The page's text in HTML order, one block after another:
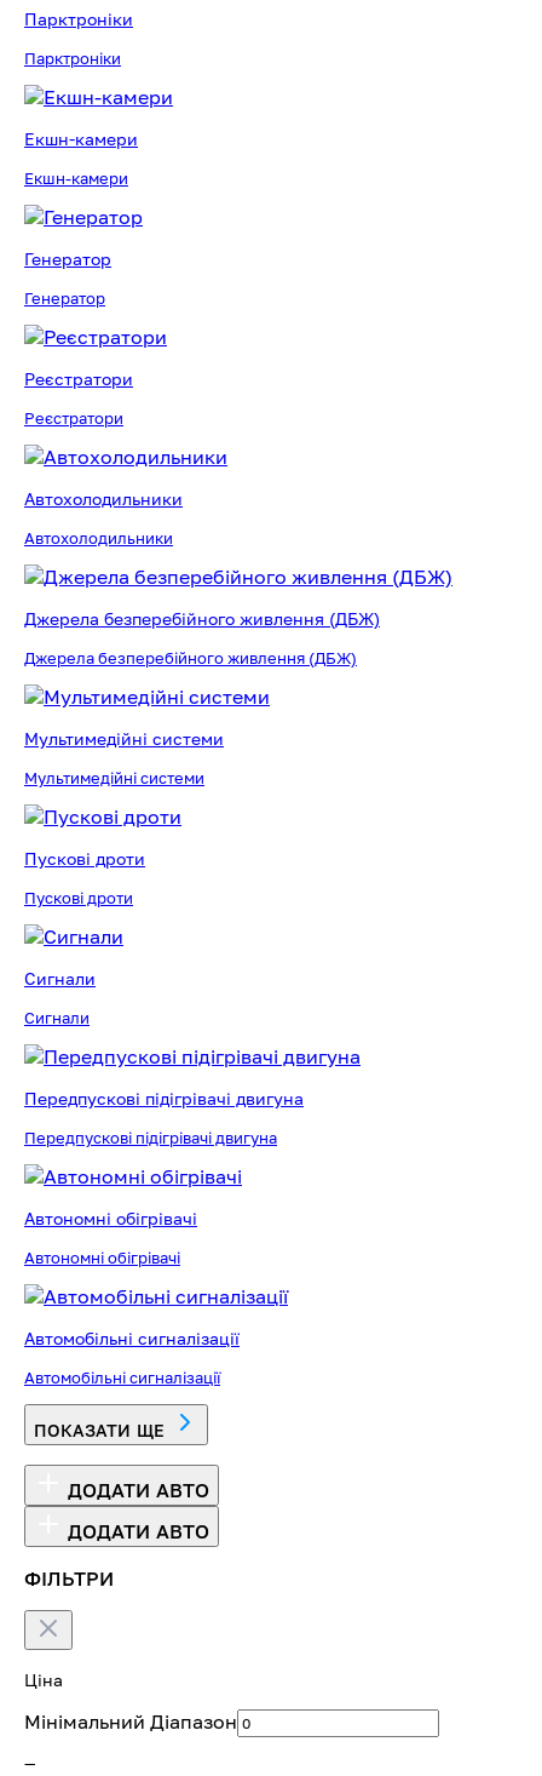
Парктроніки
Парктроніки
Екшн-камери
Екшн-камери
Генератор
Генератор
Реєстратори
Реєстратори
Автохолодильники
Автохолодильники
Джерела безперебійного живлення (ДБЖ)
Джерела безперебійного живлення (ДБЖ)
Мультимедійні системи
Мультимедійні системи
Пускові дроти
Пускові дроти
Сигнали
Сигнали
Передпускові підігрівачі двигуна
Передпускові підігрівачі двигуна
Автономні обігрівачі
Автономні обігрівачі
Автомобільні сигналізації
Автомобільні сигналізації
ПОКАЗАТИ ЩЕ
ДОДАТИ АВТО
ДОДАТИ АВТО
ФІЛЬТРИ
Ціна
Мінімальний Діапазон
—